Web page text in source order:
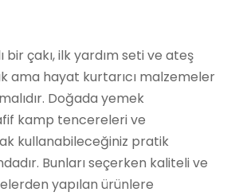
bir çakı, ilk yardım seti ve ateş
ama hayat kurtarıcı malzemeler
Doğada yemek
kamp tencereleri ve
kullanabileceğiniz pratik
Bunları seçerken kaliteli ve
yapılan ürünlere